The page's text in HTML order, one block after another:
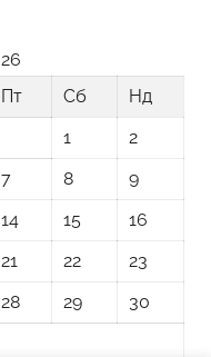
Пт Сб
Нд
1
2
7 8
9
14 15
16
21 22
23
28 29
30